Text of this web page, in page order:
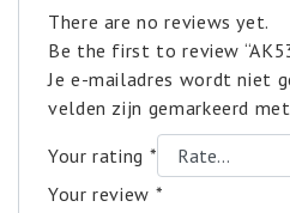
There are no reviews yet.
Be the first to review
Je e-mailadres wordt niet
velden zijn gemarkeerd
Your rating *
Your review *